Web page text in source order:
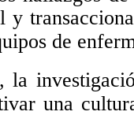
y
de
la
una